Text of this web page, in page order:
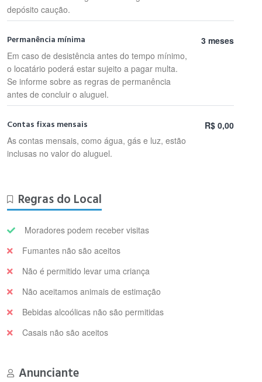
depósito caução.
Permanência mínima
Em caso de desistência antes do tempo mínimo,
o locatário poderá estar sujeito a pagar multa.
Se informe sobre as regras de permanência
antes de concluir o aluguel.
3 meses
Contas fixas mensais
As contas mensais, como água, gás e luz, estão
inclusas no valor do aluguel.
R$ 0,00
Regras do Local
Moradores podem receber visitas
Fumantes não são aceitos
Não é permitido levar uma criança
Não aceitamos animais de estimação
Bebidas alcoólicas não são permitidas
Casais não são aceitos
Anunciante